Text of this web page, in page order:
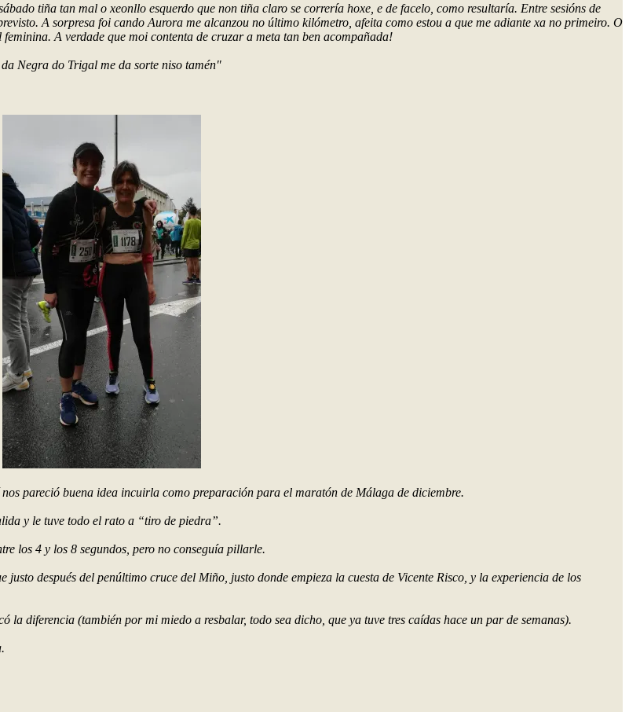
tiña tan mal o xeonllo esquerdo que non tiña claro se correría hoxe, e de facelo, como resultaría. Entre sesións de
A sorpresa foi cando Aurora me alcanzou no último kilómetro, afeita como estou a que me adiante xa no primeiro. O
A verdade que moi contenta de cruzar a meta tan ben acompañada!
Negra do Trigal me da sorte niso tamén"
pareció buena idea incuirla como preparación para el maratón de Málaga de diciembre.
y le tuve todo el rato a “tiro de piedra”.
los 4 y los 8 segundos, pero no conseguía pillarle.
después del penúltimo cruce del Miño, justo donde empieza la cuesta de Vicente Risco, y la experiencia de los
la diferencia (también por mi miedo a resbalar, todo sea dicho, que ya tuve tres caídas hace un par de semanas).